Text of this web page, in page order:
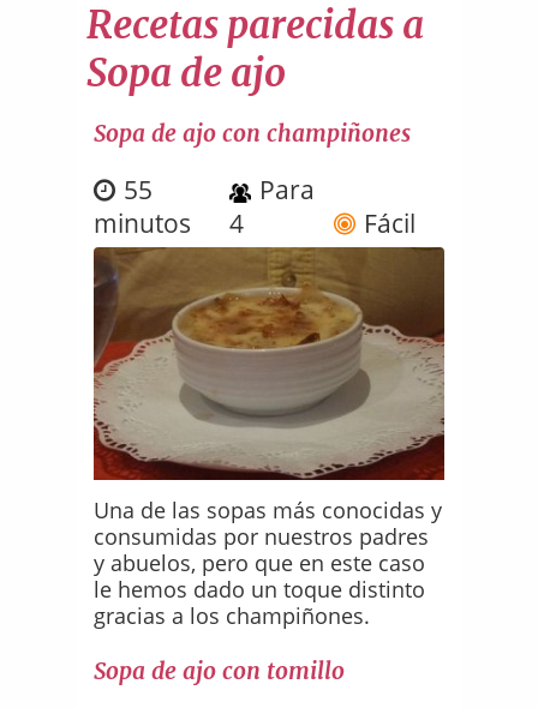
Recetas parecidas a
Sopa de ajo
Sopa de ajo con champiñones
55
minutos
Para
4
Fácil
Una de las sopas más conocidas y
consumidas por nuestros padres
y abuelos, pero que en este caso
le hemos dado un toque distinto
gracias a los champiñones.
Sopa de ajo con tomillo